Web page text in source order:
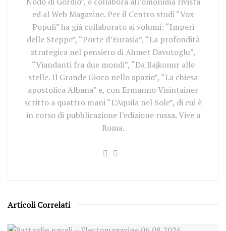
ed al Web Magazine. Per il Centro studi “Vox
Populi” ha già collaborato ai volumi: “Imperi
delle Steppe”, “Porte d’Eurasia”, “La profondità
strategica nel pensiero di Ahmet Davutoglu”,
“Viandanti fra due mondi”, “Da Bajkonur alle
stelle. Il Grande Gioco nello spazio”, “La chiesa
apostolica Albana” e, con Ermanno Visintainer
scritto a quattro mani “L’Aquila nel Sole”, di cui è
in corso di pubblicazione l’edizione russa. Vive a
Roma.
Articoli Correlati